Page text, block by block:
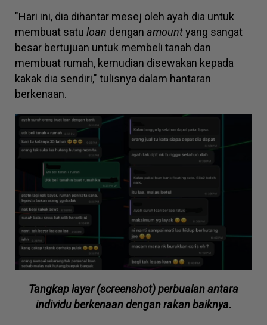
"Hari ini, dia dihantar mesej oleh ayah dia untuk
membuat satu loan dengan amountyang sangat
besar bertujuan untuk membeli tanah dan
membuat rumah, kemudian disewakan kepada
kakak dia sendiri," tulisnya dalam hantaran
berkenaan.
Tangkap layar (screenshot) perbualan antara
individu berkenaan dengan rakan baiknya.